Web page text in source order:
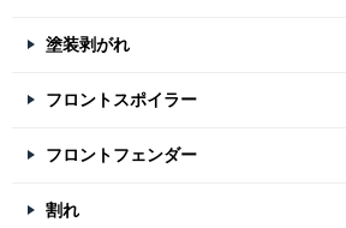
塗装剥がれ
フロントスポイラー
フロントフェンダー
割れ